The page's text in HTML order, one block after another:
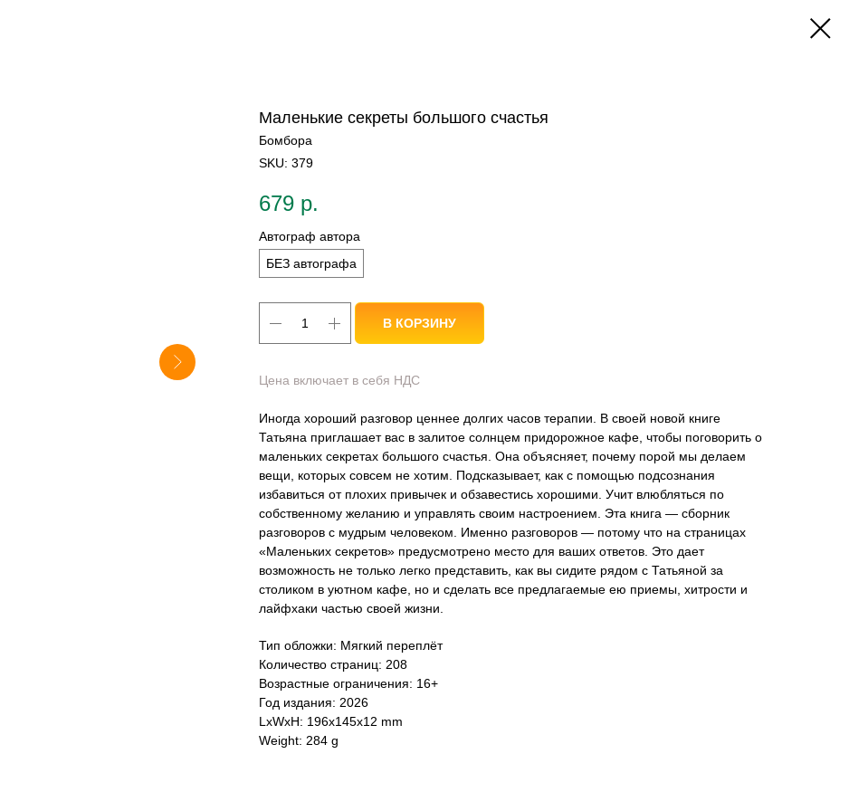
Маленькие секреты большого счастья
Бомбора
SKU: 379
679 р.
Автограф автора
БЕЗ автографа
В КОРЗИНУ
Цена включает в себя НДС
Иногда хороший разговор ценнее долгих часов терапии. В своей новой книге
Татьяна приглашает вас в залитое солнцем придорожное кафе, чтобы поговорить о
маленьких секретах большого счастья. Она объясняет, почему порой мы делаем
вещи, которых совсем не хотим. Подсказывает, как с помощью подсознания
избавиться от плохих привычек и обзавестись хорошими. Учит влюбляться по
собственному желанию и управлять своим настроением. Эта книга — сборник
разговоров с мудрым человеком. Именно разговоров — потому что на страницах
«Маленьких секретов» предусмотрено место для ваших ответов. Это дает
возможность не только легко представить, как вы сидите рядом с Татьяной за
столиком в уютном кафе, но и сделать все предлагаемые ею приемы, хитрости и
лайфхаки частью своей жизни.
Тип обложки: Мягкий переплёт
Количество страниц: 208
Возрастные ограничения: 16+
Год издания: 2026
LxWxH: 196x145x12 mm
Weight: 284 g